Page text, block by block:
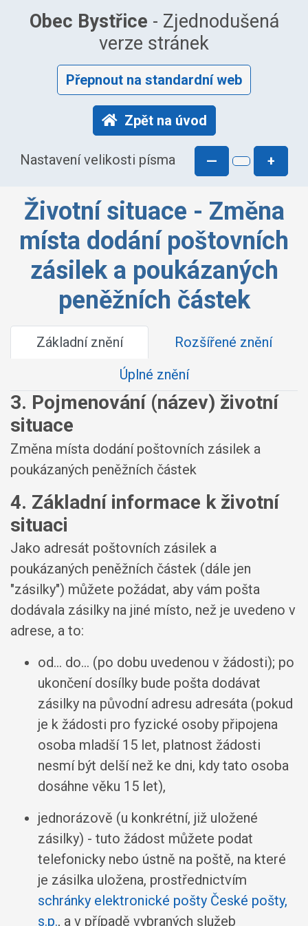
Obec Bystřice - Zjednodušená
verze stránek
Přepnout na standardní web
Zpět na úvod
Nastavení velikosti písma — +
Životní situace - Změna
místa dodání poštovních
zásilek a poukázaných
peněžních částek
Základní znění
Rozšířené znění
Úplné znění
3. Pojmenování (název) životní
situace
Změna místa dodání poštovních zásilek a
poukázaných peněžních částek
4. Základní informace k životní
situaci
Jako adresát poštovních zásilek a
poukázaných peněžních částek (dále jen
"zásilky") můžete požádat, aby vám pošta
dodávala zásilky na jiné místo, než je uvedeno v
adrese, a to:
od... do... (po dobu uvedenou v žádosti); po
ukončení dosílky bude pošta dodávat
zásilky na původní adresu adresáta (pokud
je k žádosti pro fyzické osoby připojena
osoba mladší 15 let, platnost žádosti
nesmí být delší než ke dni, kdy tato osoba
dosáhne věku 15 let),
jednorázově (u konkrétní, již uložené
zásilky) - tuto žádost můžete podat
telefonicky nebo ústně na poště, na které
je zásilka uložena, prostřednictvím
schránky elektronické pošty České pošty,
s.p., a v případě vybraných služeb